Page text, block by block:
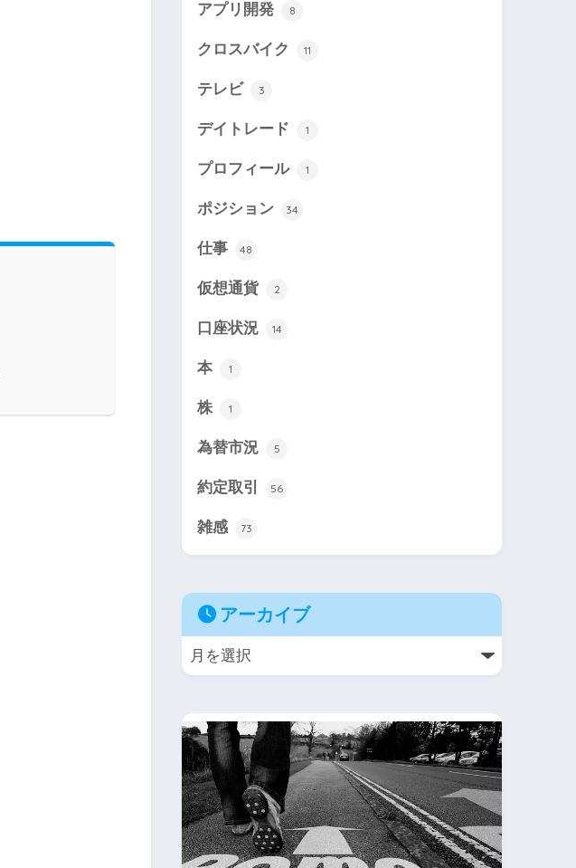
アプリ開発 8
クロスバイク 11
テレビ 3
デイトレード 1
プロフィール 1
ポジション 34
仕事 48
仮想通貨 2
口座状況 14
本 1
株 1
為替市況 5
約定取引 56
雑感 73
アーカイブ